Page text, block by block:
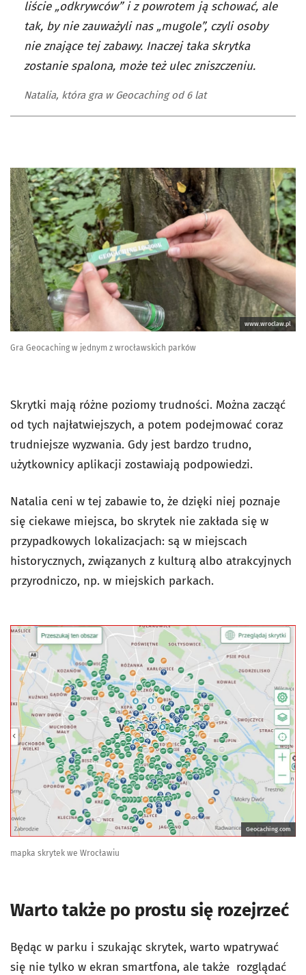
liście „odkrywców” i z powrotem ją schować, ale
tak, by nie zauważyli nas „mugole”, czyli osoby
nie znające tej zabawy. Inaczej taka skrytka
zostanie spalona, może też ulec zniszczeniu.
Natalia, która gra w Geocaching od 6 lat
www.wroclaw.pl
Gra Geocaching w jednym z wrocławskich parków
Skrytki mają różne poziomy trudności. Można zacząć
od tych najłatwiejszych, a potem podejmować coraz
trudniejsze wyzwania. Gdy jest bardzo trudno,
użytkownicy aplikacji zostawiają podpowiedzi.
Natalia ceni w tej zabawie to, że dzięki niej poznaje
się ciekawe miejsca, bo skrytek nie zakłada się w
przypadkowych lokalizacjach: są w miejscach
historycznych, związanych z kulturą albo atrakcyjnych
przyrodniczo, np. w miejskich parkach.
Geocaching.com
mapka skrytek we Wrocławiu
Warto także po prostu się rozejrzeć
Będąc w parku i szukając skrytek, warto wpatrywać
się nie tylko w ekran smartfona, ale także rozglądać